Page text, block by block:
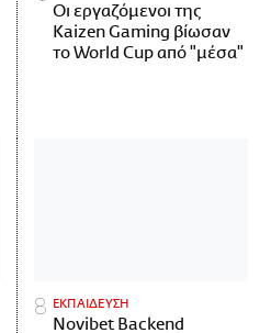
Οι εργαζόμενοι της
Kaizen Gaming βίωσαν
το World Cup από "μέσα"
ΕΚΠΑΙΔΕΥΣΗ
Novibet Backend